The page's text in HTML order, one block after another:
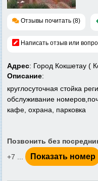
Отзывы почитать (8)
Написать отзыв или
Адрес: Город Кокшетау (
Описание:
круглосуточная стойка
обслуживание
кафе, охрана, парковка
Позвонить без
+7 ...
Показать номер